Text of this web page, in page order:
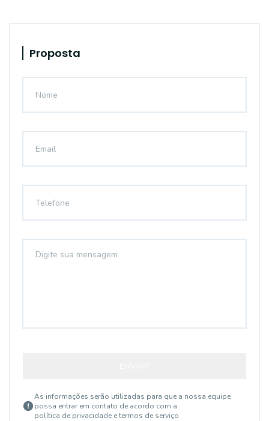
Proposta
As informações serão utilizadas para que a nossa equipe
possa entrar em contato de acordo com a
política de privacidade e termos de serviço